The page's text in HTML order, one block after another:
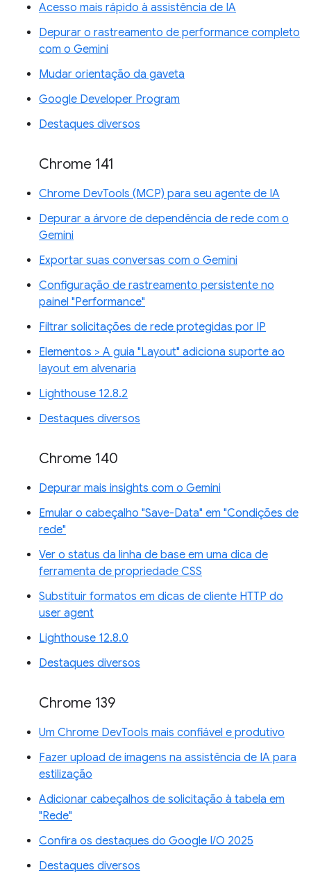
Acesso mais rápido à assistência de IA
Depurar o rastreamento de performance completo
com o Gemini
Mudar orientação da gaveta
Google Developer Program
Destaques diversos
Chrome 141
Chrome DevTools (MCP) para seu agente de IA
Depurar a árvore de dependência de rede com o
Gemini
Exportar suas conversas com o Gemini
Configuração de rastreamento persistente no
painel "Performance"
Filtrar solicitações de rede protegidas por IP
Elementos > A guia "Layout" adiciona suporte ao
layout em alvenaria
Lighthouse 12.8.2
Destaques diversos
Chrome 140
Depurar mais insights com o Gemini
Emular o cabeçalho "Save-Data" em "Condições de
rede"
Ver o status da linha de base em uma dica de
ferramenta de propriedade CSS
Substituir formatos em dicas de cliente HTTP do
user agent
Lighthouse 12.8.0
Destaques diversos
Chrome 139
Um Chrome DevTools mais confiável e produtivo
Fazer upload de imagens na assistência de IA para
estilização
Adicionar cabeçalhos de solicitação à tabela em
"Rede"
Confira os destaques do Google I/O 2025
Destaques diversos